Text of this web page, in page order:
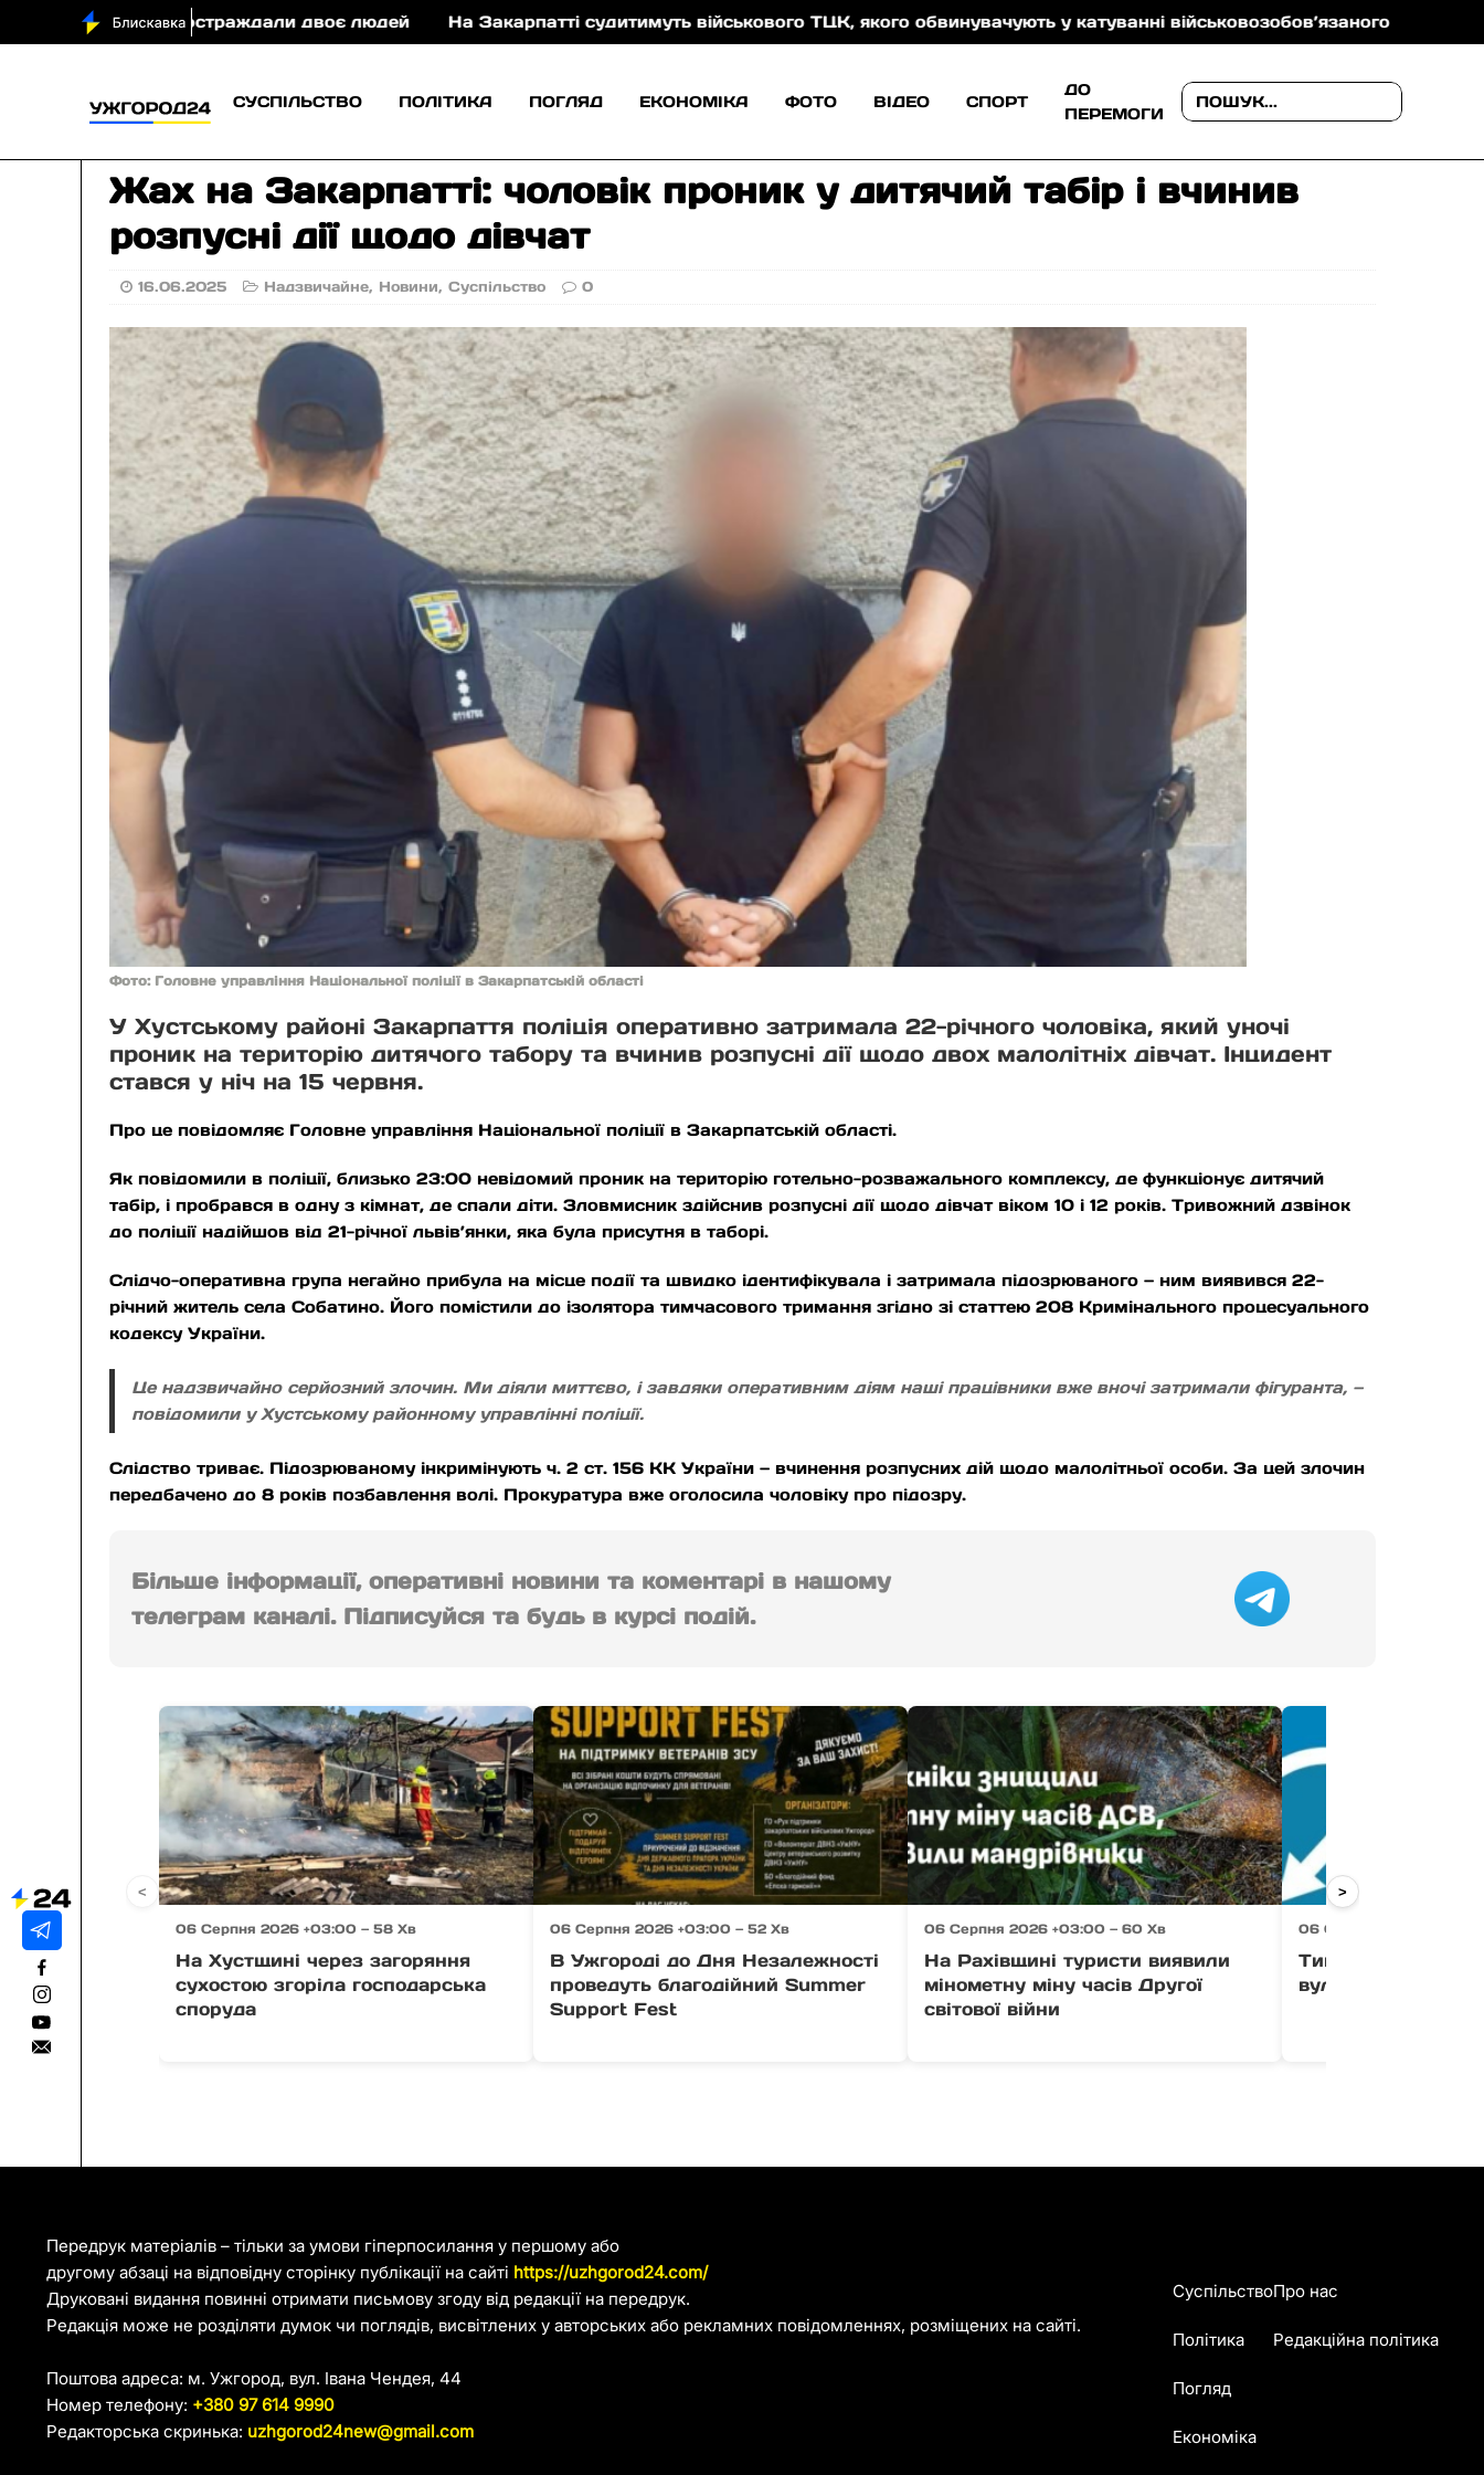
у ДТП постраждали двоє людей На Закарпатті судитимуть військового ТЦК, якого обвинувачують у катуванні військовозобов’язаного На
СУСПІЛЬСТВО ПОЛІТИКА ПОГЛЯД ЕКОНОМІКА ФОТО ВІДЕО СПОРТ
ДО
ПЕРЕМОГИ
Жах на Закарпатті: чоловік проник у дитячий табір і вчинив
розпусні дії щодо дівчат
16.06.2025 Надзвичайне, Новини,Суспільство 0
Фото: Головне управління Національної поліції в Закарпатській області
У Хустському районі Закарпаття поліція оперативно затримала 22-річного чоловіка, який уночі
проник на територію дитячого табору та вчинив розпусні дії щодо двох малолітніх дівчат. Інцидент
стався у ніч на 15 червня.
Про це повідомляє Головне управління Національної поліції в Закарпатській області.
Як повідомили в поліції, близько 23:00 невідомий проник на територію готельно-розважального комплексу, де функціонує дитячий
табір, і пробрався в одну з кімнат, де спали діти. Зловмисник здійснив розпусні дії щодо дівчат віком 10 і 12 років. Тривожний дзвінок
до поліції надійшов від 21-річної львів’янки, яка була присутня в таборі.
Слідчо-оперативна група негайно прибула на місце події та швидко ідентифікувала і затримала підозрюваного — ним виявився 22-
річний житель села Собатино. Його помістили до ізолятора тимчасового тримання згідно зі статтею 208 Кримінального процесуального
кодексу України.
Це надзвичайно серйозний злочин. Ми діяли миттєво, і завдяки оперативним діям наші працівники вже вночі затримали фігуранта, —
повідомили у Хустському районному управлінні поліції.
Слідство триває. Підозрюваному інкримінують ч. 2 ст. 156 КК України — вчинення розпусних дій щодо малолітньої особи. За цей злочин
передбачено до 8 років позбавлення волі. Прокуратура вже оголосила чоловіку про підозру.
Більше інформації, оперативні новини та коментарі в нашому
телеграм каналі. Підписуйся та будь в курсі подій.
06 Серпня 2026 +03:00 — 58 Хв
На Хустщині через загоряння
сухостою згоріла господарська
споруда
06 Серпня 2026 +03:00 — 52 Хв
В Ужгороді до Дня Незалежності
проведуть благодійний Summer
Support Fest
06 Серпня 2026 +03:00 — 60 Хв
На Рахівщині туристи виявили
мінометну міну часів Другої
світової війни
06 Серпня 2026 +03:00
Тимчасово
вулиці
< >
Передрук матеріалів – тільки за умови гіперпосилання у першому або
другому абзаці на відповідну сторінку публікації на сайті https://uzhgorod24.com/
Друковані видання повинні отримати письмову згоду від редакції на передрук.
Редакція може не розділяти думок чи поглядів, висвітлених у авторських або рекламних повідомленнях, розміщених на сайті.
Поштова адреса: м. Ужгород, вул. Івана Чендея, 44
Номер телефону: +380 97 614 9990
Редакторська скринька: uzhgorod24new@gmail.com
Суспільство
Політика
Погляд
Економіка
Про нас
Редакційна політика